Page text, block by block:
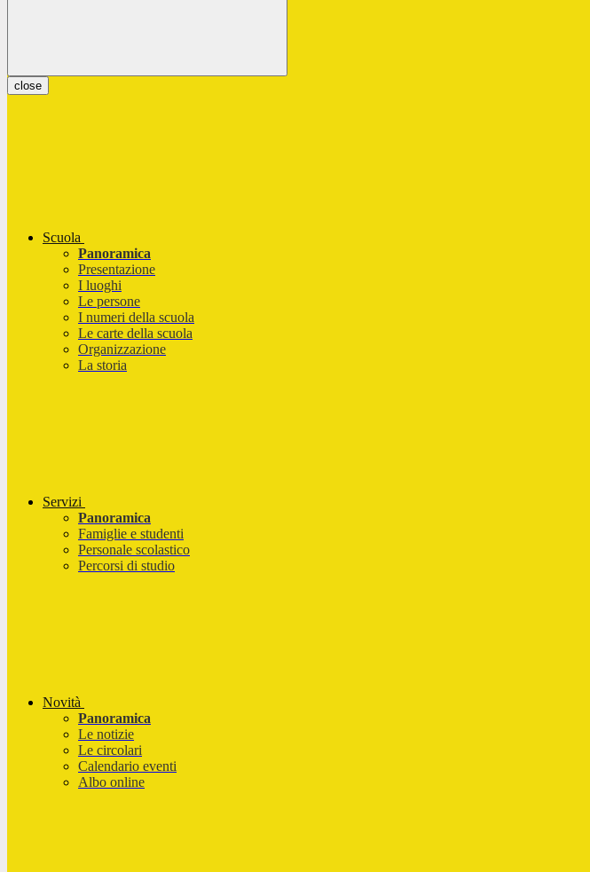
close
Scuola
Panoramica
Presentazione
I luoghi
Le persone
I numeri della scuola
Le carte della scuola
Organizzazione
La storia
Servizi
Panoramica
Famiglie e studenti
Personale scolastico
Percorsi di studio
Novità
Panoramica
Le notizie
Le circolari
Calendario eventi
Albo online